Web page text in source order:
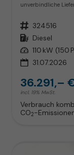
unverbindliche
Fahrzeugnr. 324516
Kraftstoff Diesel
Leistung 110 kW (150
31.07.2026
36.291,–
incl. 19% MwSt.
Verbrauch
CO2-